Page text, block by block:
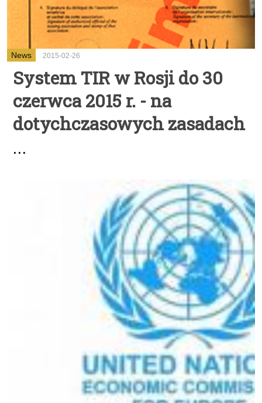
News 2015-02-26
System TIR w Rosji do 30
czerwca 2015 r. - na
dotychczasowych zasadach
...